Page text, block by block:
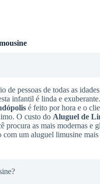
pessoas de todas as
infantil é linda e
é feito por hora e o
O custo do Aluguel de
procura as mais modernas e
com um aluguel limusine mais